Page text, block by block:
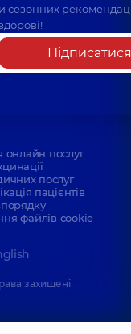
сезонних
Підписатися
послуг
послуг
пацієнтів
файлів cookie
захищені